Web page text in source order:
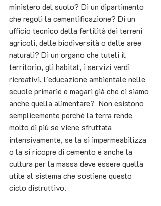
ministero del suolo? Di un dipartimento
che regoli la cementificazione? Di un
ufficio tecnico della fertilità dei terreni
agricoli, delle biodiversità o delle aree
naturali? Di un organo che tuteli il
territorio, gli habitat, i servizi verdi
ricreativi, l'educazione ambientale nelle
scuole primarie e magari già che ci siamo
anche quella alimentare?  Non esistono
semplicemente perché la terra rende
molto di più se viene sfruttata
intensivamente, se la si impermeabilizza
o la si ricopre di cemento e anche la
cultura per la massa deve essere quella
utile al sistema che sostiene questo
ciclo distruttivo.